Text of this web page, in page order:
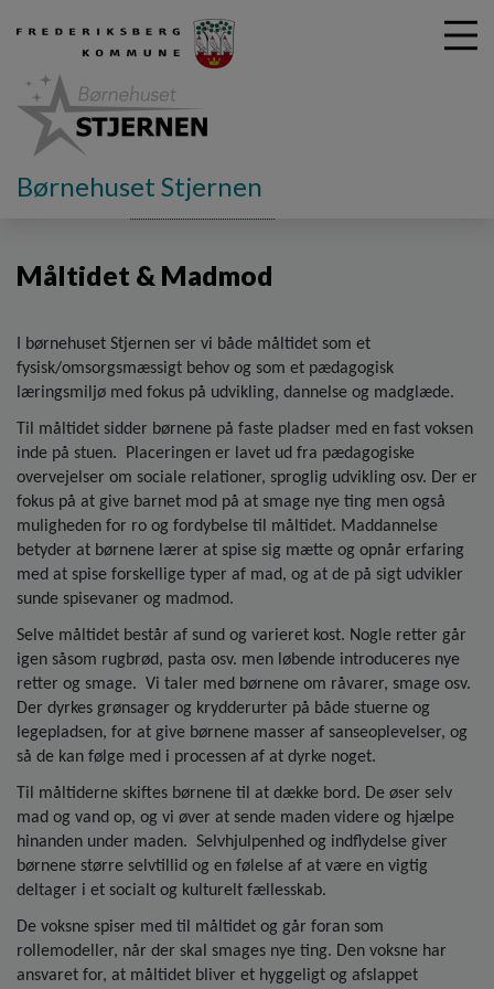
Børnehuset Stjernen
Hverdagspædagogik
Måltidet & Madmod
I børnehuset Stjernen ser vi både måltidet som et
fysisk/omsorgsmæssigt behov og som et pædagogisk
læringsmiljø med fokus på udvikling, dannelse og madglæde.
Til måltidet sidder børnene på faste pladser med en fast voksen
inde på stuen. Placeringen er lavet ud fra pædagogiske
overvejelser om sociale relationer, sproglig udvikling osv. Der er
fokus på at give barnet mod på at smage nye ting men også
muligheden for ro og fordybelse til måltidet. Maddannelse
betyder at børnene lærer at spise sig mætte og opnår erfaring
med at spise forskellige typer af mad, og at de på sigt udvikler
sunde spisevaner og madmod.
Selve måltidet består af sund og varieret kost. Nogle retter går
igen såsom rugbrød, pasta osv. men løbende introduceres nye
retter og smage. Vi taler med børnene om råvarer, smage osv.
Der dyrkes grønsager og krydderurter på både stuerne og
legepladsen, for at give børnene masser af sanseoplevelser, og
så de kan følge med i processen af at dyrke noget.
Til måltiderne skiftes børnene til at dække bord. De øser selv
mad og vand op, og vi øver at sende maden videre og hjælpe
hinanden under maden. Selvhjulpenhed og indflydelse giver
børnene større selvtillid og en følelse af at være en vigtig
deltager i et socialt og kulturelt fællesskab.
De voksne spiser med til måltidet og går foran som
rollemodeller, når der skal smages nye ting. Den voksne har
ansvaret for, at måltidet bliver et hyggeligt og afslappet